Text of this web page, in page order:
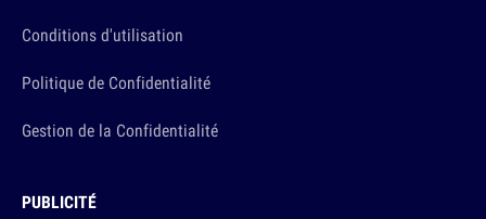
Conditions d'utilisation
Politique de Confidentialité
Gestion de la Confidentialité
PUBLICITÉ